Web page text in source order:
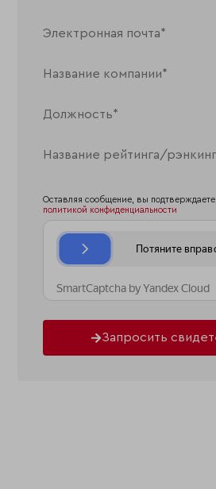
Оставляя сообщение, вы
политикой конфиденциальности
Запросить